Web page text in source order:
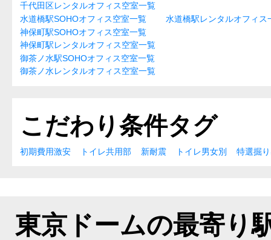
千代田区レンタルオフィス空室一覧
水道橋駅SOHOオフィス空室一覧
水道橋駅レンタルオフィス
神保町駅SOHOオフィス空室一覧
神保町駅レンタルオフィス空室一覧
御茶ノ水駅SOHOオフィス空室一覧
御茶ノ水レンタルオフィス空室一覧
こだわり条件タグ
初期費用激安 トイレ共用部 新耐震 トイレ男女別 特選掘
東京ドームの最寄り